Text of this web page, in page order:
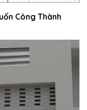
Công Thành